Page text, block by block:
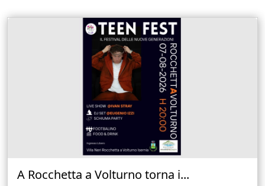
A Rocchetta a Volturno torna i...